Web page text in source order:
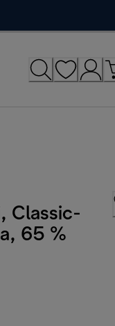
Classic-
65 %